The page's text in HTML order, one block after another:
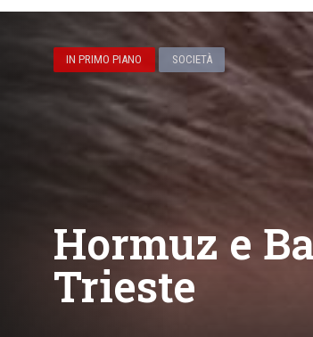
IN PRIMO PIANO SOCIETÀ
Hormuz e
Trieste